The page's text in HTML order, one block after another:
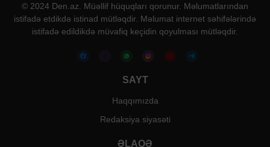
© 2024 Den.az. Müəllif hüquqları qorunur. Məlumatlarından
istifadə etdikdə istinad mütləqdir. Məlumat internet səhifələrində
istifadə edildikdə müvafiq keçidin qoyulması mütləqdir.
SAYT
Haqqımızda
Redaksiya siyasəti
ƏLAQƏ